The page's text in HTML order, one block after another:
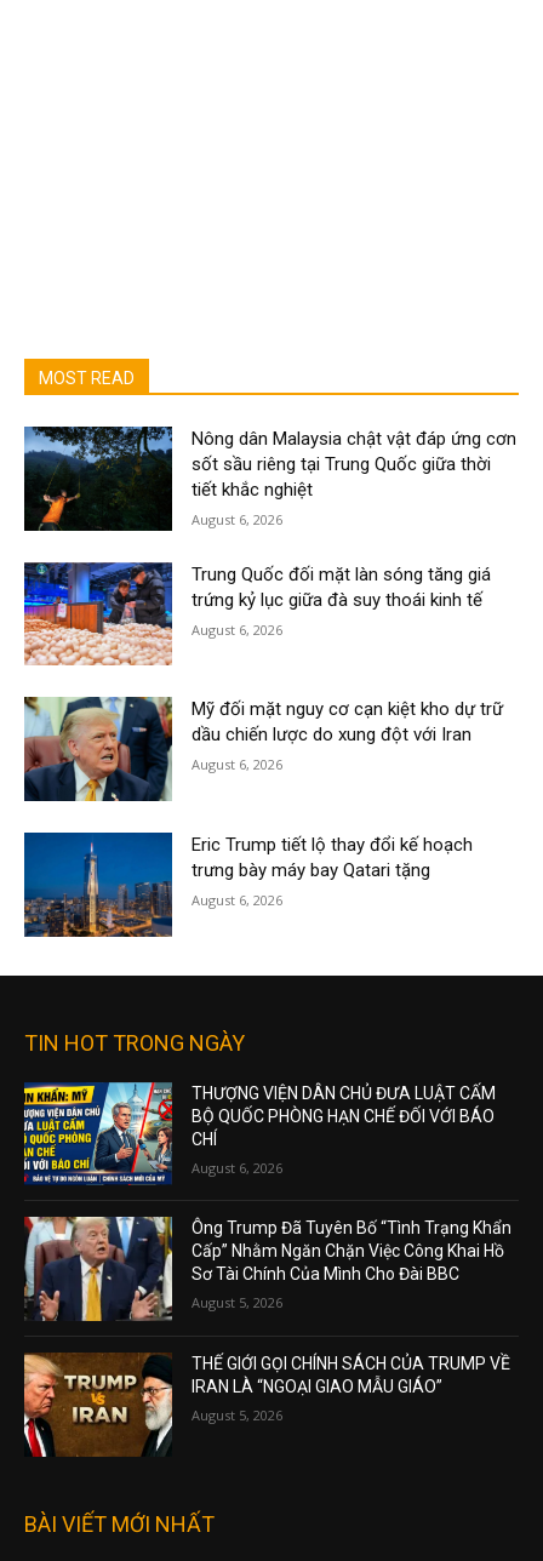
MOST READ
Nông dân Malaysia chật vật đáp ứng cơn
sốt sầu riêng tại Trung Quốc giữa thời
tiết khắc nghiệt
August 6, 2026
Trung Quốc đối mặt làn sóng tăng giá
trứng kỷ lục giữa đà suy thoái kinh tế
August 6, 2026
Mỹ đối mặt nguy cơ cạn kiệt kho dự trữ
dầu chiến lược do xung đột với Iran
August 6, 2026
Eric Trump tiết lộ thay đổi kế hoạch
trưng bày máy bay Qatari tặng
August 6, 2026
TIN HOT TRONG NGÀY
THƯỢNG VIỆN DÂN CHỦ ĐƯA LUẬT CẤM
BỘ QUỐC PHÒNG HẠN CHẾ ĐỐI VỚI BÁO
CHÍ
August 6, 2026
Ông Trump Đã Tuyên Bố “Tình Trạng Khẩn
Cấp” Nhằm Ngăn Chặn Việc Công Khai Hồ
Sơ Tài Chính Của Mình Cho Đài BBC
August 5, 2026
THẾ GIỚI GỌI CHÍNH SÁCH CỦA TRUMP VỀ
IRAN LÀ “NGOẠI GIAO MẪU GIÁO”
August 5, 2026
BÀI VIẾT MỚI NHẤT